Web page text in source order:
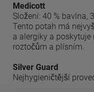
Medicott
Složení: 40 % bavlna,
Tento potah má
a alergiky a
roztočům a plísním.
Silver Guard
Nejhygieničtější